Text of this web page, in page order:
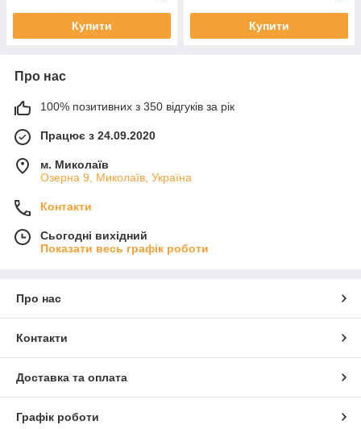
Купити Купити
Про нас
100% позитивних з 350 відгуків за рік
Працює з 24.09.2020
м. Миколаїв
Озерна 9, Миколаїв, Україна
Контакти
Сьогодні вихідний
Показати весь графік роботи
Про нас
Контакти
Доставка та оплата
Графік роботи